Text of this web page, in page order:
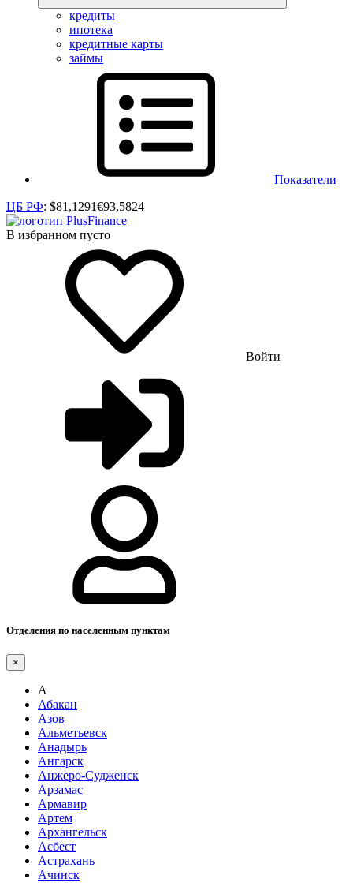
кредиты
ипотека
кредитные карты
займы
Показатели
ЦБ РФ: $81,1291€93,5824
В избранном пусто
Войти
Отделения по населенным пунктам
×
А
Абакан
Азов
Альметьевск
Анадырь
Ангарск
Анжеро-Судженск
Арзамас
Армавир
Артем
Архангельск
Асбест
Астрахань
Ачинск